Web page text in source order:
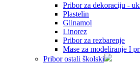
Pribor za dekoraciju -
Plastelin
Glinamol
Linorez
Pribor za rezbarenje
Mase za modeliranje I
Pribor ostali školski